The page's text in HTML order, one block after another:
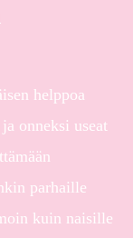
helppoa
onneksi useat
parhaille
kuin naisille